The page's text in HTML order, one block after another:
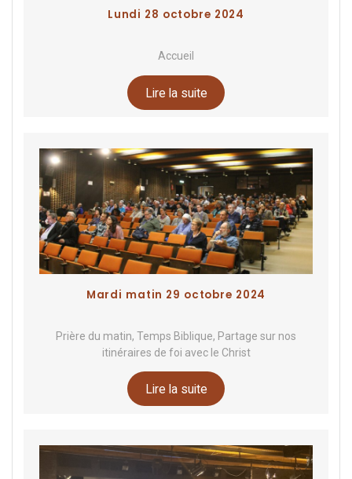
Lundi 28 octobre 2024
Accueil
Lire la suite
Mardi matin 29 octobre 2024
Prière du matin, Temps Biblique, Partage sur nos
itinéraires de foi avec le Christ
Lire la suite